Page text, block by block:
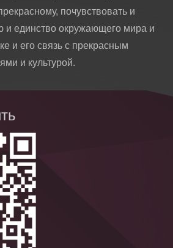
почувствовать и
и единство окружающего мира и
и его связь с прекрасным
и культурой.